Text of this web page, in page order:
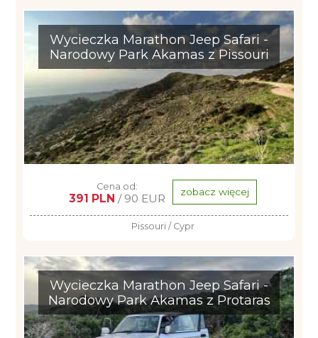
Wycieczka Marathon Jeep Safari -
Narodowy Park Akamas z Pissouri
Cena od:
391 PLN / 90 EUR zobacz więcej
Pissouri / Cypr
Wycieczka Marathon Jeep Safari -
Narodowy Park Akamas z Protaras